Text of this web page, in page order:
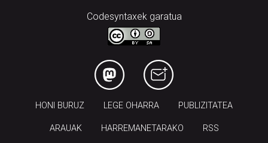
Codesyntaxek garatua
HONI BURUZ LEGE OHARRA PUBLIZITATEA
ARAUAK HARREMANETARAKO RSS